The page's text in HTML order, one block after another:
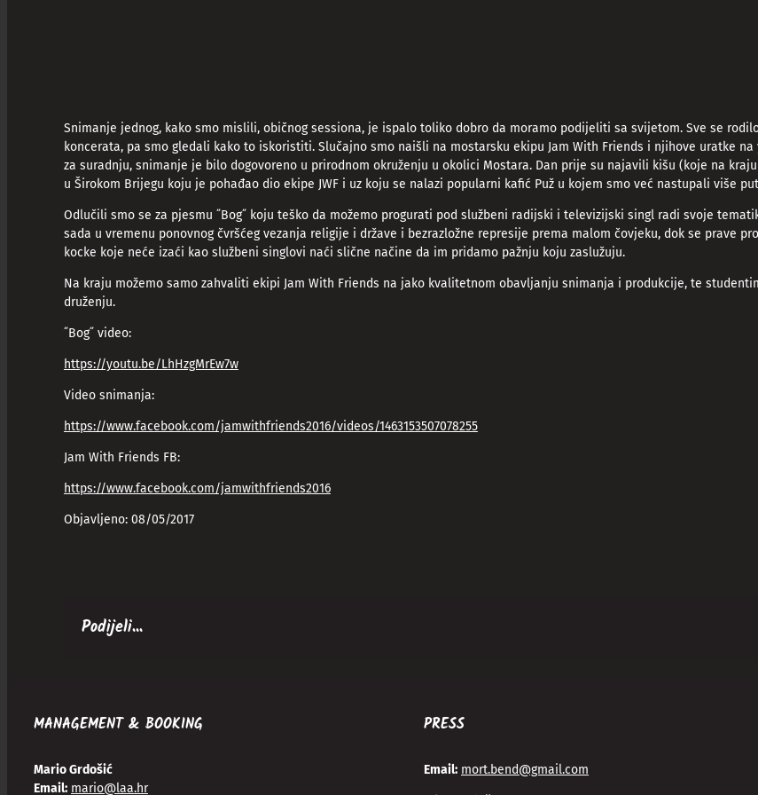
Snimanje jednog, kako smo mislili, običnog sessiona, je ispalo toliko dobro da moramo podijeliti sa svijetom. Sve se
koncerata, pa smo gledali kako to iskoristiti. Slučajno smo naišli na mostarsku ekipu Jam With Friends i njihove uratke
za suradnju, snimanje je bilo dogovoreno u prirodnom okruženju u okolici Mostara. Dan prije su najavili kišu (koje na
u Širokom Brijegu koju je pohađao dio ekipe JWF i uz koju se nalazi popularni kafić Puž u kojem smo već nastupali više
Odlučili smo se za pjesmu ˝Bog˝ koju teško da možemo progurati pod službeni radijski i televizijski singl radi svoje
sada u vremenu ponovnog čvršćeg vezanja religije i države i bezrazložne represije prema malom čovjeku, dok se prave
kocke koje neće izaći kao službeni singlovi naći slične načine da im pridamo pažnju koju zaslužuju.
Na kraju možemo samo zahvaliti ekipi Jam With Friends na jako kvalitetnom obavljanju snimanja i produkcije, te
druženju.
˝Bog˝ video:
https://youtu.be/LhHzgMrEw7w
Video snimanja:
https://www.facebook.com/jamwithfriends2016/videos/1463153507078255
Jam With Friends FB:
https://www.facebook.com/jamwithfriends2016
Objavljeno: 08/05/2017
Podijeli...
MANAGEMENT & BOOKING
Mario Grdošić
Email: mario@laa.hr
PRESS
Email: mort.bend@gmail.com